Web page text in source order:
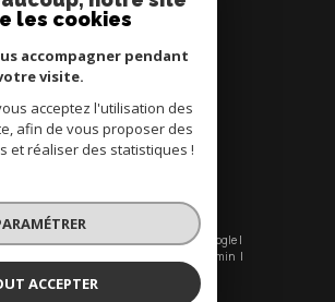
Adhérents
droits réservés | Traduction powered by Google |
Admin
les cookies
accompagner pendant
visite.
acceptez l'utilisation des
afin de vous proposer des
et réaliser des statistiques !
ACCEPTER